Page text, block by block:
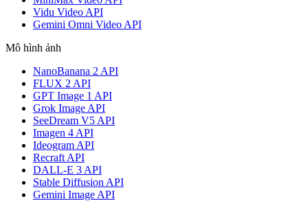
Vidu Video API
Gemini Omni Video API
Mô hình ảnh
NanoBanana 2 API
FLUX 2 API
GPT Image 1 API
Grok Image API
SeeDream V5 API
Imagen 4 API
Ideogram API
Recraft API
DALL-E 3 API
Stable Diffusion API
Gemini Image API